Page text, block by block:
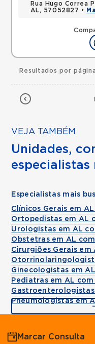
Rua Hugo Correa
AL, 57052827 •
Resultados por página
VEJA TAMBÉM
Unidades,
especialistas
Especialistas mais
Clínicos Gerais em
Ortopedistas em AL
Urologistas em AL
Obstetras em AL
Cirurgiões Gerais em
Ginecologistas em
Pediatras em AL
Gastroenterologistas
Pneumologistas em
Marcar Consulta